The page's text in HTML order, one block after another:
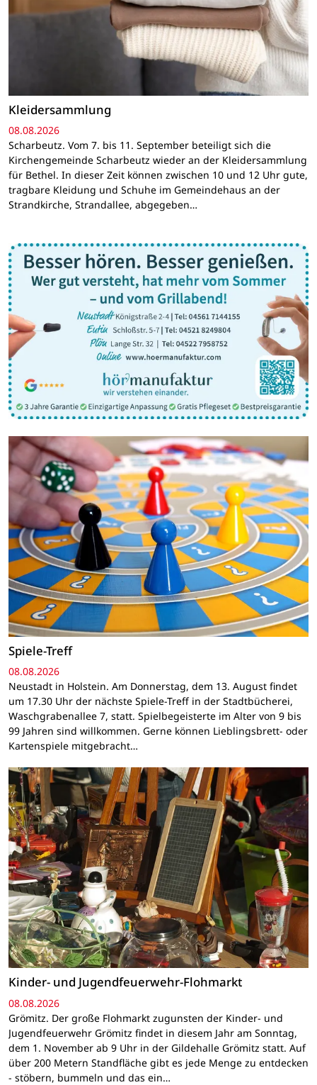
Kleidersammlung
08.08.2026
Scharbeutz. Vom 7. bis 11. September beteiligt sich die
Kirchengemeinde Scharbeutz wieder an der Kleidersammlung
für Bethel. In dieser Zeit können zwischen 10 und 12 Uhr gute,
tragbare Kleidung und Schuhe im Gemeindehaus an der
Strandkirche, Strandallee, abgegeben…
Spiele-Treff
08.08.2026
Neustadt in Holstein. Am Donnerstag, dem 13. August findet
um 17.30 Uhr der nächste Spiele-Treff in der Stadtbücherei,
Waschgrabenallee 7, statt. Spielbegeisterte im Alter von 9 bis
99 Jahren sind willkommen. Gerne können Lieblingsbrett- oder
Kartenspiele mitgebracht…
Kinder- und Jugendfeuerwehr-Flohmarkt
08.08.2026
Grömitz. Der große Flohmarkt zugunsten der Kinder- und
Jugendfeuerwehr Grömitz findet in diesem Jahr am Sonntag,
dem 1. November ab 9 Uhr in der Gildehalle Grömitz statt. Auf
über 200 Metern Standfläche gibt es jede Menge zu entdecken
- stöbern, bummeln und das ein…